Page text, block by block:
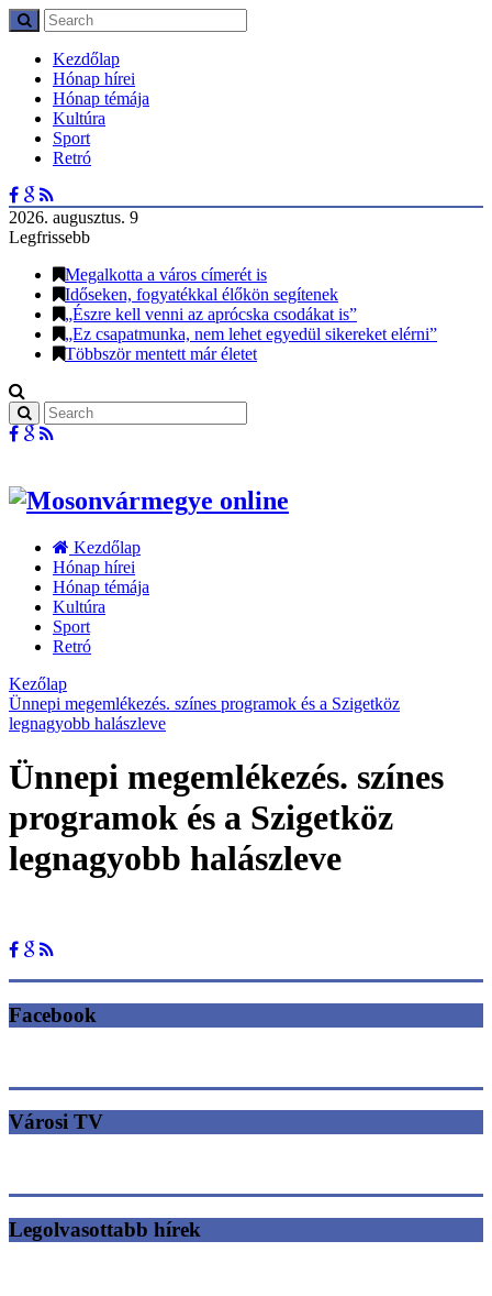
Kezdőlap
Hónap hírei
Hónap témája
Kultúra
Sport
Retró
2026. augusztus. 9
Legfrissebb
Megalkotta a város címerét is
Időseken, fogyatékkal élőkön segítenek
„Észre kell venni az aprócska csodákat is”
„Ez csapatmunka, nem lehet egyedül sikereket elérni”
Többször mentett már életet
Kezdőlap
Hónap hírei
Hónap témája
Kultúra
Sport
Retró
Kezőlap
Ünnepi megemlékezés. színes programok és a Szigetköz
legnagyobb halászleve
Ünnepi megemlékezés. színes
programok és a Szigetköz
legnagyobb halászleve
Facebook
Városi TV
Legolvasottabb hírek